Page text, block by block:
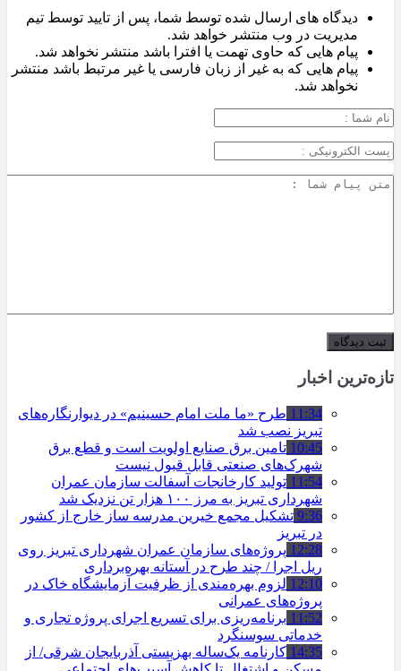
دیدگاه های ارسال شده توسط شما، پس از تایید توسط تیم
مدیریت در وب منتشر خواهد شد.
پیام هایی که حاوی تهمت یا افترا باشد منتشر نخواهد شد.
پیام هایی که به غیر از زبان فارسی یا غیر مرتبط باشد منتشر
نخواهد شد.
تازه‌ترین اخبار
11:34 طرح «ما ملت امام حسینیم» در دیوارنگاره‌های
تبریز نصب شد
10:45 تامین برق صنایع اولویت است و قطع برق
شهرک‌های صنعتی قابل قبول نیست
11:54 تولید کارخانجات آسفالت سازمان عمران
شهرداری تبریز به مرز ۱۰۰ هزار تن نزدیک شد
9:36 تشکیل مجمع خیرین مدرسه ‌ساز خارج از کشور
در تبریز
12:28 پروژه‌های سازمان عمران شهرداری تبریز روی
ریل اجرا / چند طرح در آستانه بهره‌برداری
12:10 لزوم بهره‌مندی از ظرفیت آزمایشگاه خاک در
پروژه‌های عمرانی
11:52 برنامه‌ریزی برای تسریع اجرای پروژه تجاری و
خدماتی سوسنگرد
14:35 کارنامه یک‌ساله بهزیستی آذربایجان شرقی/ از